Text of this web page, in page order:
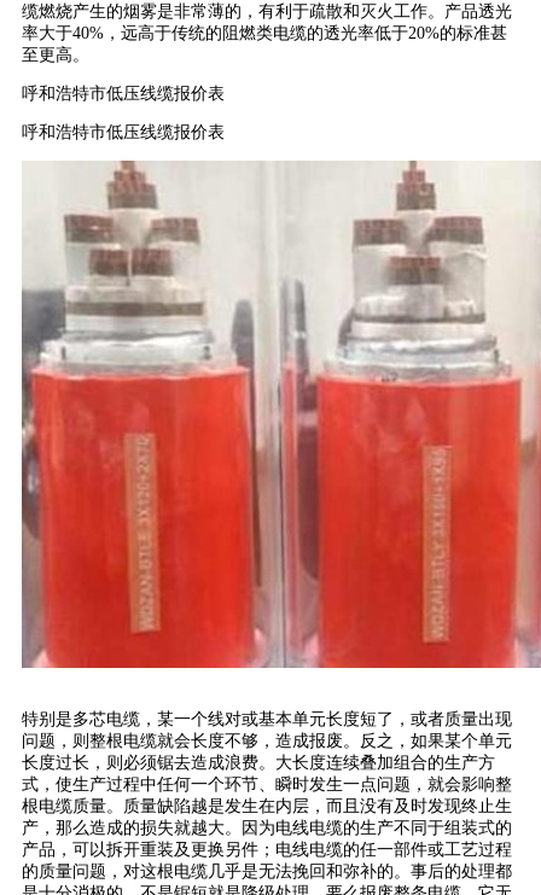
缆燃烧产生的烟雾是非常薄的，有利于疏散和灭火工作。产品透光
率大于40%，远高于传统的阻燃类电缆的透光率低于20%的标准甚
至更高。
呼和浩特市低压线缆报价表
呼和浩特市低压线缆报价表
特别是多芯电缆，某一个线对或基本单元长度短了，或者质量出现
问题，则整根电缆就会长度不够，造成报废。反之，如果某个单元
长度过长，则必须锯去造成浪费。大长度连续叠加组合的生产方
式，使生产过程中任何一个环节、瞬时发生一点问题，就会影响整
根电缆质量。质量缺陷越是发生在内层，而且没有及时发现终止生
产，那么造成的损失就越大。因为电线电缆的生产不同于组装式的
产品，可以拆开重装及更换另件；电线电缆的任一部件或工艺过程
的质量问题，对这根电缆几乎是无法挽回和弥补的。事后的处理都